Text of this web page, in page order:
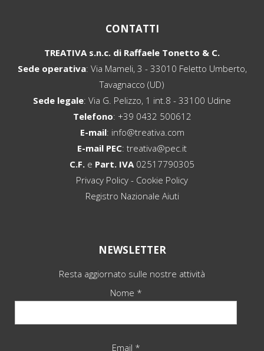
CONTATTI
TREATIVA s.n.c. di Raffaele Tonetto & C.
Sede operativa: Via Mameli, 3 - 33010 Feletto Umberto,
Tavagnacco (UD)
Sede legale: Via G. Pelizzo, 1 int.8 - 33100 Udine
Telefono: +39 0432 500612
E-mail: info@treativa.com
E-mail PEC: treativa@pec.it
C.F. e Part. IVA 02517790305
Privacy Policy - Cookie Policy
Registro Nazionale Aiuti
NEWSLETTER
Resta aggiornato sulle nostre attività
Nome *
Email *